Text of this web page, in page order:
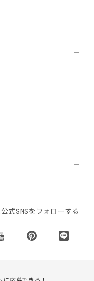
公式SNSをフォローする